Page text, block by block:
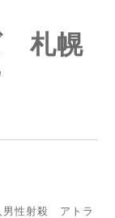
札幌
男性射殺 アトラ